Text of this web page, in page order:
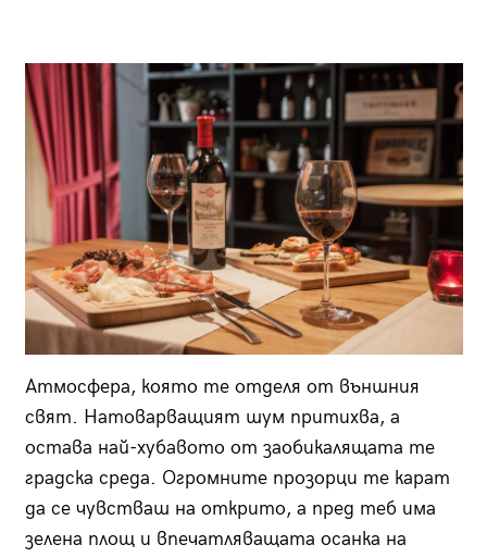
Атмосфера, която те отделя от външния
свят. Натоварващият шум притихва, а
остава най-хубавото от заобикалящата те
градска среда. Огромните прозорци те карат
да се чувстваш на открито, а пред теб има
зелена площ и впечатляващата осанка на